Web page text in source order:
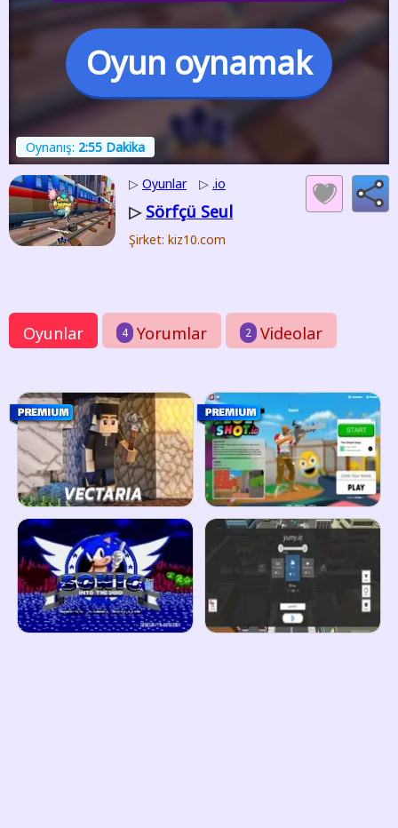
Oyun oynamak
Oynanış: 2:55 Dakika
▷ Oyunlar ▷ .io
▷ Sörfçü Seul
Şirket: kiz10.com
Oyunlar 4 Yorumlar 2 Videolar